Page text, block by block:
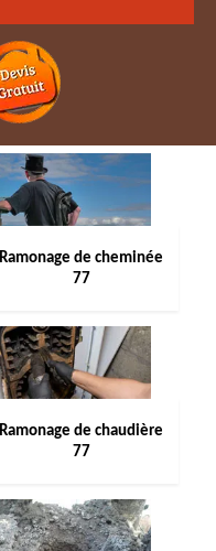
Ramonage de cheminée
77
Ramonage de chaudière
77